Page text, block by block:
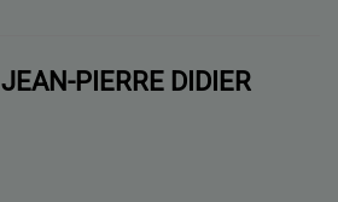
JEAN-PIERRE DIDIER